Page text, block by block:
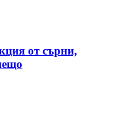
от сърни,